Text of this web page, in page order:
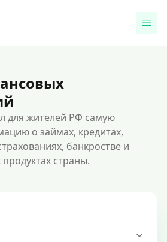
для жителей РФ самую
о займах, кредитах,
банкростве и
страны.